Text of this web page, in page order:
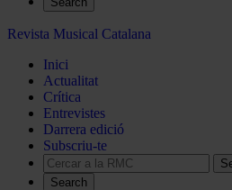
Revista Musical Catalana
Inici
Actualitat
Crítica
Entrevistes
Darrera edició
Subscriu-te
Search